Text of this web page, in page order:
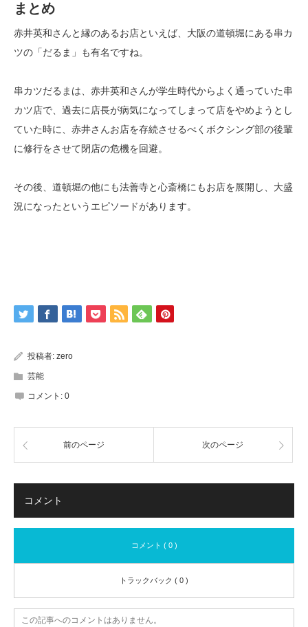
まとめ
赤井英和さんと縁のあるお店といえば、大阪の道頓堀にある串カ
ツの「だるま」も有名ですね。
串カツだるまは、赤井英和さんが学生時代からよく通っていた串
カツ店で、過去に店長が病気になってしまって店をやめようとし
ていた時に、赤井さんお店を存続させるべくボクシング部の後輩
に修行をさせて閉店の危機を回避。
その後、道頓堀の他にも法善寺と心斎橋にもお店を展開し、大盛
況になったというエピソードがあります。
投稿者: zero
芸能
コメント: 0
前のページ 次のページ
コメント
コメント ( 0 )
トラックバック ( 0 )
この記事へのコメントはありません。